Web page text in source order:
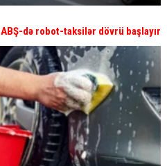
ABŞ-də robot-taksilər dövrü başlayır